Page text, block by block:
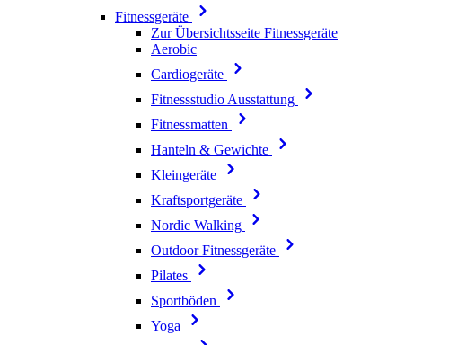
Fitnessgeräte
Zur Übersichtsseite Fitnessgeräte
Aerobic
Cardiogeräte
Fitnessstudio Ausstattung
Fitnessmatten
Hanteln & Gewichte
Kleingeräte
Kraftsportgeräte
Nordic Walking
Outdoor Fitnessgeräte
Pilates
Sportböden
Yoga